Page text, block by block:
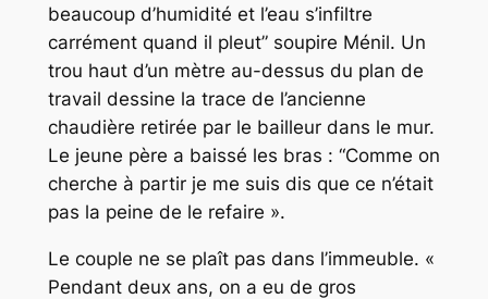
beaucoup d’humidité et l’eau s’infiltre
carrément quand il pleut” soupire Ménil. Un
trou haut d’un mètre au-dessus du plan de
travail dessine la trace de l’ancienne
chaudière retirée par le bailleur dans le mur.
Le jeune père a baissé les bras : “Comme on
cherche à partir je me suis dis que ce n’était
pas la peine de le refaire ».
Le couple ne se plaît pas dans l’immeuble. «
Pendant deux ans, on a eu de gros